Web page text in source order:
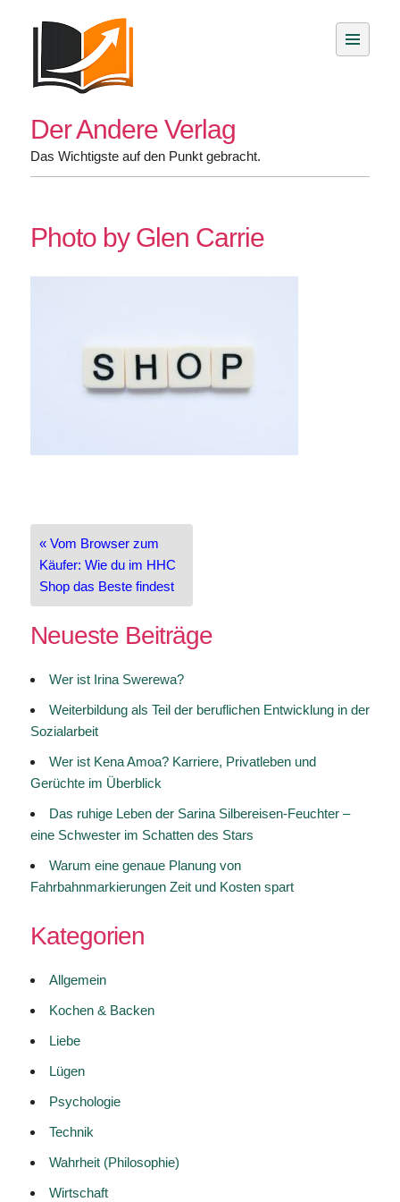
Der Andere Verlag
Das Wichtigste auf den Punkt gebracht.
Photo by Glen Carrie
Beitragsnavigation
« Vom Browser zum
Käufer: Wie du im HHC
Shop das Beste findest
Neueste Beiträge
Wer ist Irina Swerewa?
Weiterbildung als Teil der beruflichen Entwicklung in der
Sozialarbeit
Wer ist Kena Amoa? Karriere, Privatleben und
Gerüchte im Überblick
Das ruhige Leben der Sarina Silbereisen-Feuchter –
eine Schwester im Schatten des Stars
Warum eine genaue Planung von
Fahrbahnmarkierungen Zeit und Kosten spart
Kategorien
Allgemein
Kochen & Backen
Liebe
Lügen
Psychologie
Technik
Wahrheit (Philosophie)
Wirtschaft